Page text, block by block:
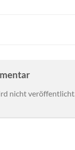
nicht veröffentlicht.